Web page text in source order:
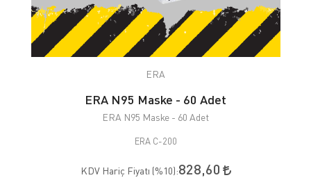
ERA
ERA N95 Maske - 60 Adet
ERA N95 Maske - 60 Adet
ERA C-200
KDV Hariç Fiyatı (%10):828,60